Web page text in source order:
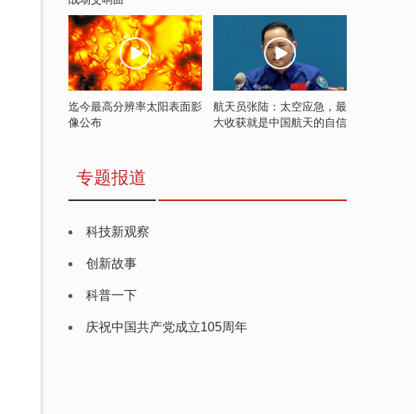
迄今最高分辨率太阳表面影
像公布
航天员张陆：太空应急，最
大收获就是中国航天的自信
专题报道
科技新观察
创新故事
科普一下
庆祝中国共产党成立105周年